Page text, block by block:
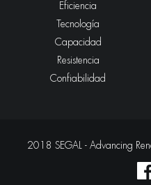
Eficiencia
Tecnología
Capacidad
Resistencia
Confiabilidad
2018 SEGAL - Advancing